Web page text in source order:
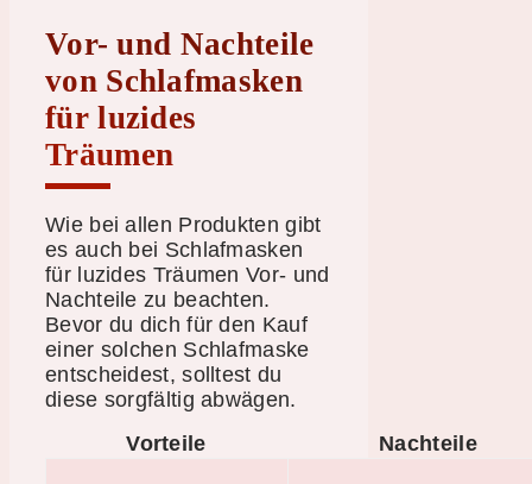
Vor- und Nachteile
von Schlafmasken
für luzides
Träumen
Wie bei allen Produkten gibt
es auch bei Schlafmasken
für luzides Träumen Vor- und
Nachteile zu beachten.
Bevor du dich für den Kauf
einer solchen Schlafmaske
entscheidest, solltest du
diese sorgfältig abwägen.
Vorteile
Nachteile